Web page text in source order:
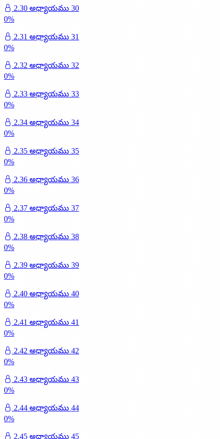
2.30 అధ్యాయము 30
0%
2.31 అధ్యాయము 31
0%
2.32 అధ్యాయము 32
0%
2.33 అధ్యాయము 33
0%
2.34 అధ్యాయము 34
0%
2.35 అధ్యాయము 35
0%
2.36 అధ్యాయము 36
0%
2.37 అధ్యాయము 37
0%
2.38 అధ్యాయము 38
0%
2.39 అధ్యాయము 39
0%
2.40 అధ్యాయము 40
0%
2.41 అధ్యాయము 41
0%
2.42 అధ్యాయము 42
0%
2.43 అధ్యాయము 43
0%
2.44 అధ్యాయము 44
0%
2.45 అధ్యాయము 45